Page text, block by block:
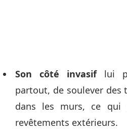
Son côté invasiflui
partout, de soulever des
dans les murs, ce qui
revêtements extérieurs.